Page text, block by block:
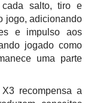
cada salto, tiro e
jogo, adicionando
e impulso aos
jogado como
uma parte
recompensa a